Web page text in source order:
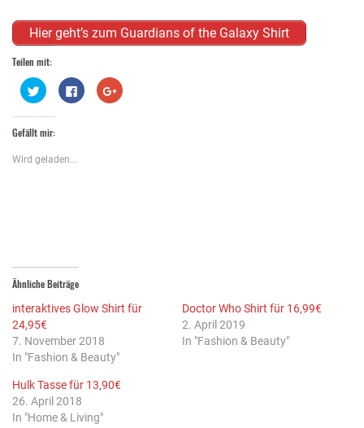
Hier geht’s zum Guardians of the Galaxy Shirt
Teilen mit:
Klick,
um
Twitter
zu
teilen
in
neuem
Klick,
um
Zum
Teilen
Gefällt mir:
Wird geladen...
Ähnliche Beiträge
interaktives Glow Shirt für
24,95€
7. November 2018
In "Fashion & Beauty"
Doctor Who Shirt für 16,99€
2. April 2019
In "Fashion & Beauty"
Hulk Tasse für 13,90€
26. April 2018
In "Home & Living"